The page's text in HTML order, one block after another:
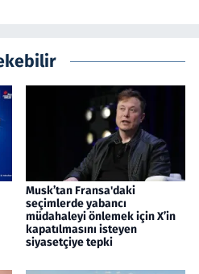
Musk’tan Fransa'daki
seçimlerde yabancı
müdahaleyi önlemek için X’in
kapatılmasını isteyen
siyasetçiye tepki